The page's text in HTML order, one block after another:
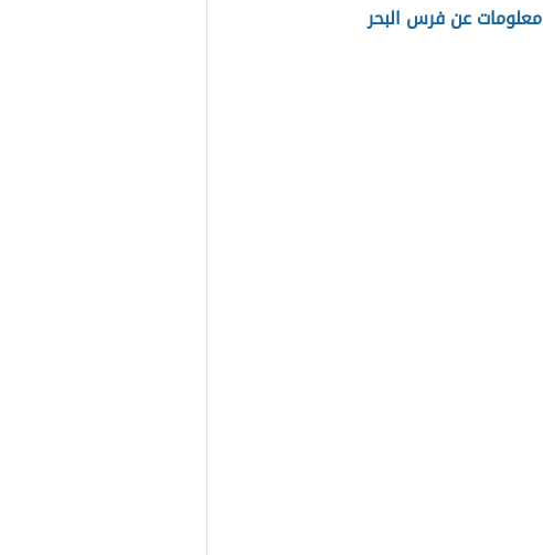
معلومات عن فرس البحر